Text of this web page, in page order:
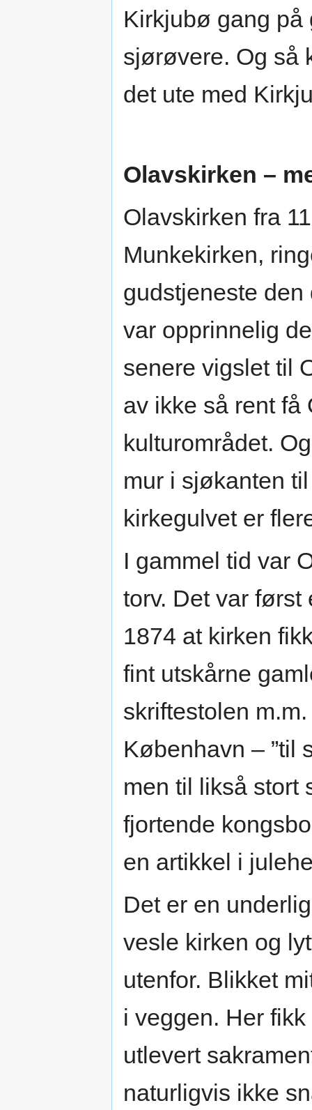
Kirkjubø gang på
sjørøvere. Og så
det ute med
Olavskirken –
Olavskirken fra
Munkekirken,
gudstjeneste
var opprinnelig
senere vigslet til
av ikke så rent få
kulturområdet.
mur i sjøkanten
kirkegulvet er
I gammel tid var
torv. Det var først
1874 at kirken
fint utskårne
skriftestolen
København – ”til
men til likså stort
fjortende
en artikkel i
Det er en
vesle kirken og
utenfor. Blikket
i veggen. Her
utlevert
naturligvis ikke